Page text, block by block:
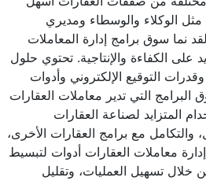
الوكلاء والوسطاء ومديري
نما سوق برامج إدارة المعاملات
على الكفاءة والإنتاجية. تحتوي حلول
التوقيع الإلكتروني وأدوات
التي تدير معاملات العقارات
المتزايد لصناعة العقارات
والتكامل مع برامج العقارات الأخرى،
معاملات العقارات أدوات لتبسيط
خلال تسهيل العمليات، وتقليل